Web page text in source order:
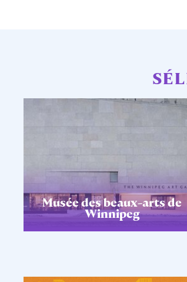
Musée des beaux-arts de
Winnipeg